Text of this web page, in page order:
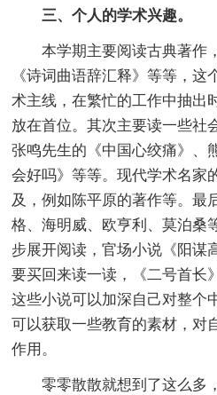
三、个人的学术兴趣。
本学期主要阅读古典著作
《诗词曲语辞汇释》等等，这
术主线，在繁忙的工作中抽出
放在首位。其次主要读一些社
张鸣先生的《中国心绞痛》、
会好吗》等等。现代学术名家
及，例如陈平原的著作等。最
格、海明威、欧亨利、莫泊桑
步展开阅读，官场小说《阳谋
要买回来读一读，《二号首长
这些小说可以加深自己对整个
可以获取一些教育的素材，对
作用。
零零散散就想到了这么多